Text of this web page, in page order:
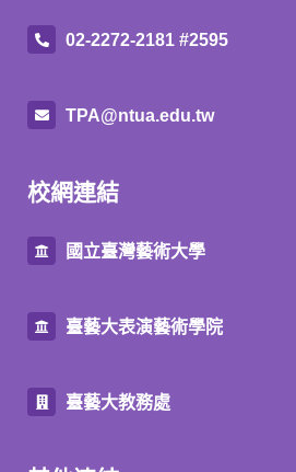
02-2272-2181 #2595
TPA@ntua.edu.tw
校網連結
國立臺灣藝術大學
臺藝大表演藝術學院
臺藝大教務處